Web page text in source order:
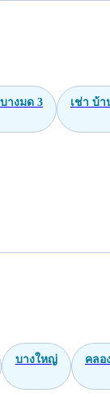
างมด 3 เช่า บ้
บางใหญ่ คลอ